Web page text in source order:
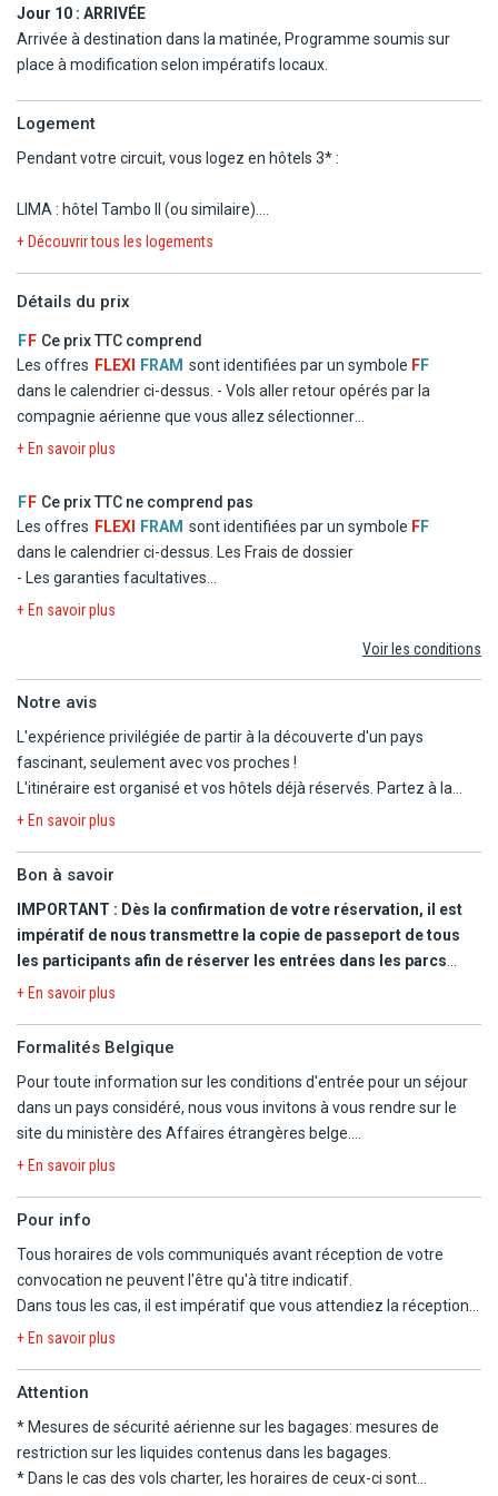
Jour 10 : ARRIVÉE
Arrivée à destination dans la matinée, Programme soumis sur
place à modification selon impératifs locaux.
Logement
Pendant votre circuit, vous logez en hôtels 3* :
LIMA : hôtel Tambo II (ou similaire).
AREQUIPA : hôtel Majestad Arequipa 3* (ou similaire).
3* (ou similaire).
AGUAS CALIENTES (Machu Picchu) : Hôtel Hatun Samay 3* (ou
similaire).
Liste d'hôtels communiquée à titre indicatif, les hôtels vous seront
confirmés dans le carnet de voyage transmis quelques jours avant
Capacité maximum : 3 adultes ou 2 adultes + 1 enfant.
+ Découvrir tous les logements
Détails du prix
F F Ce prix TTC comprend
Les offres FLEXI FRAM sont identifiées par un symbole FF
dans le calendrier ci-dessus. - Vols aller retour opérés par la
compagnie aérienne que vous allez sélectionner
- Logement en chambre double standard dans les hôtels
- La formule Pension Complète
- Les taxes d'aéroport et de solidarité
- Le transfert
+ En savoir plus
F F Ce prix TTC ne comprend pas
Les offres FLEXI FRAM sont identifiées par un symbole FF
dans le calendrier ci-dessus.
Les Frais de dossier
- Les garanties facultatives
- Les autres repas et les boissons
+ En savoir plus
Voir les conditions
Notre avis
L'expérience privilégiée de partir à la découverte d'un pays
fascinant, seulement avec vos proches !
L'itinéraire est organisé et vos hôtels déjà réservés. Partez à la
découverte des sites incontournables du Pérou : Lima, Arequipa,
Picchu ! Pays de contrastes, le Pérou offre tous les climats et
!
+ En savoir plus
Bon à savoir
IMPORTANT : Dès la confirmation de votre réservation, il est
impératif de nous transmettre la copie de passeport de tous
les participants afin de réserver les entrées dans les parcs
nationaux, notamment pour les entrées au Machu Picchu.
En raison de travaux sur la route entre Arequipa et Puno, le
temporaires sont possibles en raison de la fermeture
ponctuelle de la voie. Par conséquent, le déjeuner au
restaurant sera remplacé par un box lunch afin d'optimiser le
temps de route. La visite de Sillustani sera donc
de visite adapté.
- Programme privatif réalisable dès 2 participants et qui pourra
être constitué au maximum de 20 participants de votre choix. À
partir du 2/1/27, maximum 14 participants.
- Guides locaux francophones pour les visites, à chaque étape.
- Transfert en bus de ligne (bus touristique non privé) sur le trajet
Puno / Cusco (jour 5) avec assistance francophone pour les
départs et arrivées et présence d'un accompagnateur
hispanophone ou anglophone dans le bus.
+ En savoir plus
Formalités Belgique
Pour toute information sur les conditions d'entrée pour un séjour
dans un pays considéré, nous vous invitons à vous rendre sur le
site du ministère des Affaires étrangères belge.
https://diplomatie.belgium.be/fr/Services/voyager_a_letranger/
+ En savoir plus
Pour info
Tous horaires de vols communiqués avant réception de votre
convocation ne peuvent l'être qu'à titre indicatif.
Dans tous les cas, il est impératif que vous attendiez la réception
de la convocation comprenant les horaires définitifs avant
Nous ne pourrons être tenus responsables d'un changement
Nous vous informons que, pour ce séjour, les vols sont
susceptibles de faire l'objet d'une escale.
+ En savoir plus
Attention
* Mesures de sécurité aérienne sur les bagages: mesures de
restriction sur les liquides contenus dans les bagages
* Dans le cas des vols charter, les horaires de ceux-ci sont